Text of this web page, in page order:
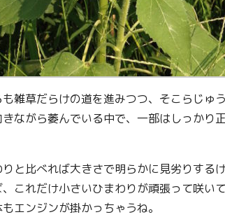
雑草だらけの道を進みつつ、そこらじゅ
ながら萎んでいる中で、一部はしっかり
と比べれば大きさで明らかに見劣りする
これだけ小さいひまわりが頑張って咲い
エンジンが掛かっちゃうね。